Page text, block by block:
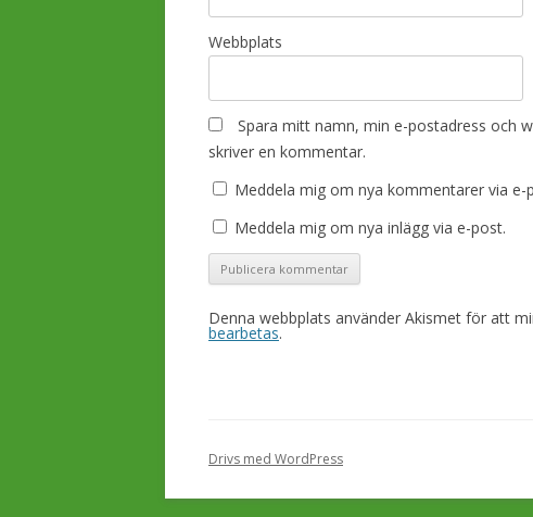
Webbplats
Spara mitt namn, min e-postadress och
skriver en kommentar.
Meddela mig om nya kommentarer via e-
Meddela mig om nya inlägg via e-post.
Denna webbplats använder Akismet för att
bearbetas.
Drivs med WordPress